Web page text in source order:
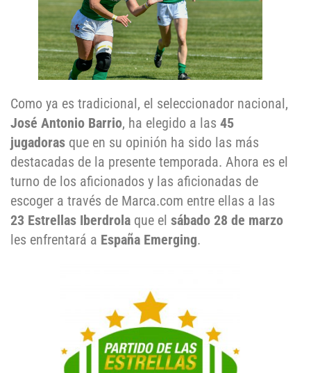
Como ya es tradicional, el seleccionador nacional,
José Antonio Barrio, ha elegido a las 45
jugadoras que en su opinión ha sido las más
destacadas de la presente temporada. Ahora es el
turno de los aficionados y las aficionadas de
escoger a través de Marca.com entre ellas a las
23 Estrellas Iberdrola que el sábado 28 de marzo
les enfrentará a España Emerging.